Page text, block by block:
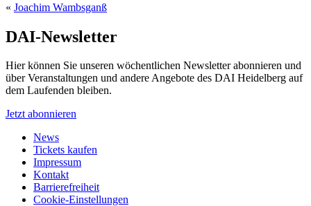
« Joachim Wambsganß
DAI-Newsletter
Hier können Sie unseren wöchentlichen Newsletter abonnieren und
über Veranstaltungen und andere Angebote des DAI Heidelberg auf
dem Laufenden bleiben.
Jetzt abonnieren
News
Tickets kaufen
Impressum
Kontakt
Barrierefreiheit
Cookie-Einstellungen